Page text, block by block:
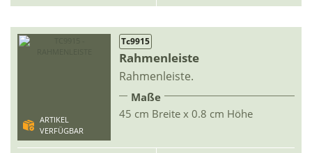
ARTIKEL
VERFÜGBAR
Tc9915
Rahmenleiste
Rahmenleiste.
Maße
45 cm Breite x 0.8 cm Höhe